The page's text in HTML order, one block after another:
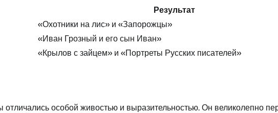
Результат
«Охотники на лис» и «Запорожцы»
«Иван Грозный и его сын Иван»
«Крылов с зайцем» и «Портреты Русских писателей»
особой живостью и выразительностью. Он великолепно